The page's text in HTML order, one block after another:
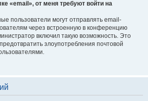
«email», от меня требуют войти на
пользователи могут отправлять email-
через встроенную в конференцию
включил такую возможность. Это
злоупотребления почтовой